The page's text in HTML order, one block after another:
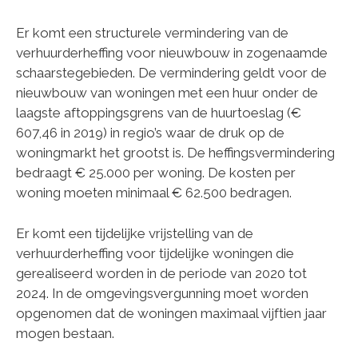
Er komt een structurele vermindering van de
verhuurderheffing voor nieuwbouw in zogenaamde
schaarstegebieden. De vermindering geldt voor de
nieuwbouw van woningen met een huur onder de
laagste aftoppingsgrens van de huurtoeslag (€
607,46 in 2019) in regio’s waar de druk op de
woningmarkt het grootst is. De heffingsvermindering
bedraagt € 25.000 per woning. De kosten per
woning moeten minimaal € 62.500 bedragen.
Er komt een tijdelijke vrijstelling van de
verhuurderheffing voor tijdelijke woningen die
gerealiseerd worden in de periode van 2020 tot
2024. In de omgevingsvergunning moet worden
opgenomen dat de woningen maximaal vijftien jaar
mogen bestaan.